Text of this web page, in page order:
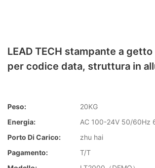
LEAD TECH stampante a
per codice data, struttura in
Peso:
20KG
Energia:
AC 100-24V 50/60Hz
Porto Di Carico:
zhu hai
Pagamento:
T/T